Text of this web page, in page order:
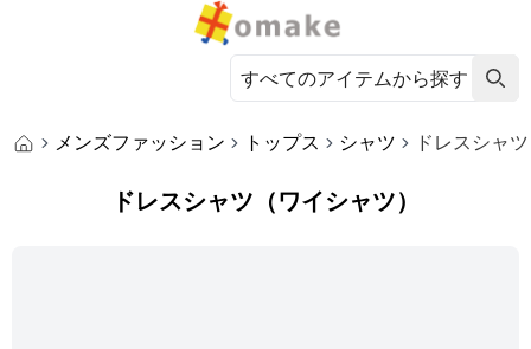
メンズファッション トップス シャツ ドレスシャ
ドレスシャツ（ワイシャツ）